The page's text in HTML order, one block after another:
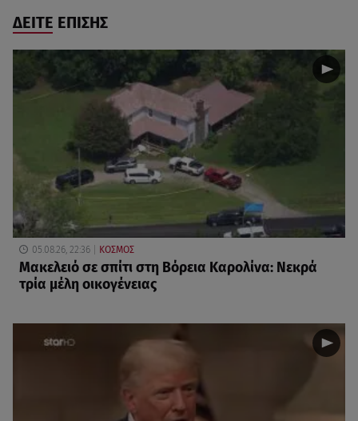
ΔΕΙΤΕ ΕΠΙΣΗΣ
05.08.26, 22:36 ΚΟΣΜΟΣ
Μακελειό σε σπίτι στη Βόρεια Καρολίνα: Νεκρά
τρία μέλη οικογένειας